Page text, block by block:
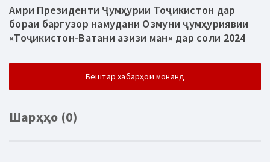
Амри Президенти Ҷумҳурии Тоҷикистон дар
бораи баргузор намудани Озмуни ҷумҳуриявии
«Тоҷикистон-Ватани азизи ман» дар соли 2024
Бештар хабарҳои монанд
Шарҳҳо (0)